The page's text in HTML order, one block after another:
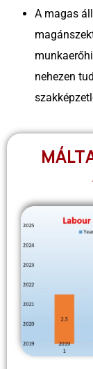
A magas
nehezen